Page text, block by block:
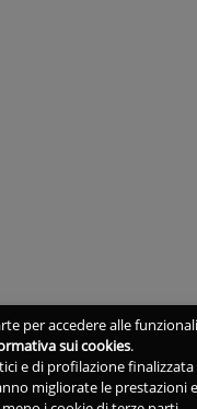
per accedere alle
sui cookies.
e di profilazione
migliorate le